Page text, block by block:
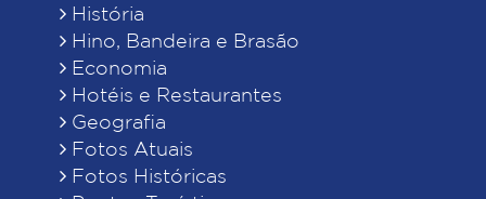
História
Hino, Bandeira e Brasão
Economia
Hotéis e Restaurantes
Geografia
Fotos Atuais
Fotos Históricas